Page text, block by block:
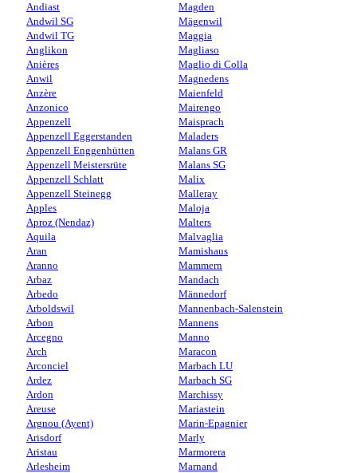
Andiast
Andwil SG
Andwil TG
Anglikon
Anières
Anwil
Anzère
Anzonico
Appenzell
Appenzell Eggerstanden
Appenzell Enggenhütten
Appenzell Meistersrüte
Appenzell Schlatt
Appenzell Steinegg
Apples
Aproz (Nendaz)
Aquila
Aran
Aranno
Arbaz
Arbedo
Arboldswil
Arbon
Arcegno
Arch
Arconciel
Ardez
Ardon
Areuse
Argnou (Ayent)
Arisdorf
Aristau
Arlesheim
Magden
Mägenwil
Maggia
Magliaso
Maglio di Colla
Magnedens
Maienfeld
Mairengo
Maisprach
Maladers
Malans GR
Malans SG
Malix
Malleray
Maloja
Malters
Malvaglia
Mamishaus
Mammern
Mandach
Männedorf
Mannenbach-Salenstein
Mannens
Manno
Maracon
Marbach LU
Marbach SG
Marchissy
Mariastein
Marin-Epagnier
Marly
Marmorera
Marnand